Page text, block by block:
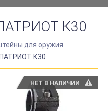
К30
для оружия
К30
НЕТ В НАЛИЧИИ